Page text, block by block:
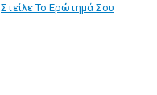
Στείλε Το Ερώτημά Σου